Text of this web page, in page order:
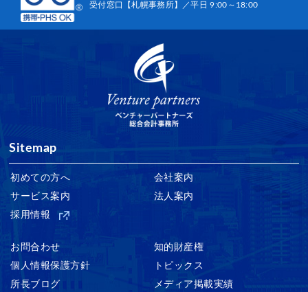
受付窓口【札幌事務所】／平日 9:00～18:00
Sitemap
初めての方へ
会社案内
サービス案内
法人案内
採用情報
お問合わせ
知的財産権
個人情報保護方針
トピックス
所長ブログ
メディア掲載実績